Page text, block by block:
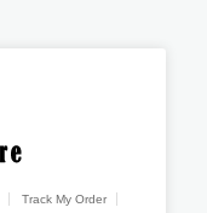
Track My Order